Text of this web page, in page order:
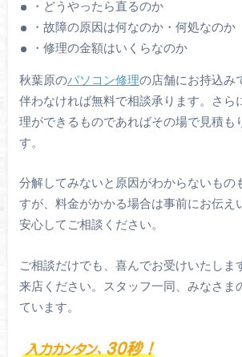
・どうやったら直るのか
・故障の原因は何なのか・何処なのか
・修理の金額はいくらなのか
秋葉原のパソコン修理の店舗にお持込み
伴わなければ無料で相談承ります。さら
理ができるものであればその場で見積も
す。
分解してみないと原因がわからないもの
すが、料金がかかる場合は事前にお伝え
安心してご相談ください。
ご相談だけでも、喜んでお受けいたしま
来店ください。スタッフ一同、みなさま
ています。